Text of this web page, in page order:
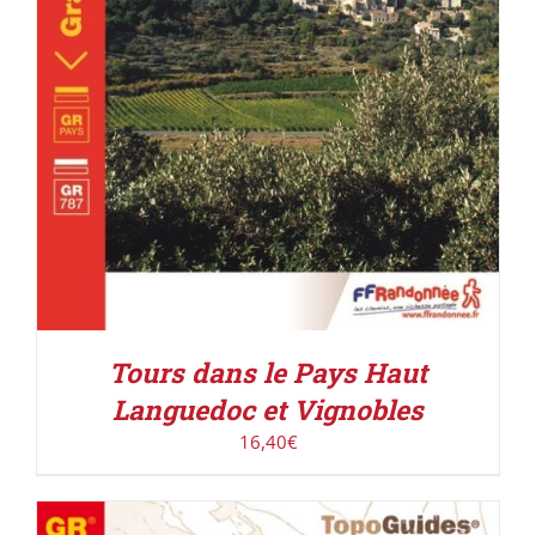
Tours dans le Pays Haut
Languedoc et Vignobles
16,40€